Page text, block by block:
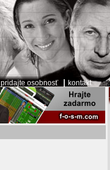
pridajte osobnosť kontakt